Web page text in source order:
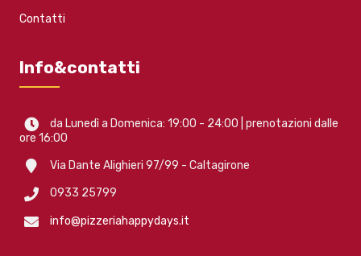
Contatti
Info&contatti
da Lunedì a Domenica: 19:00 - 24:00 | prenotazioni dalle
ore 16:00
Via Dante Alighieri 97/99 - Caltagirone
0933 25799
info@pizzeriahappydays.it